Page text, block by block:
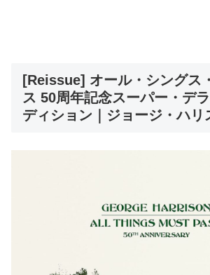
[Reissue] オール・シングス
ス 50周年記念スーパー・デ
ディション｜ジョージ・ハリ